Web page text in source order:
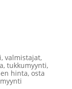
valmistajat,
tukkumyynti,
hinta, osta